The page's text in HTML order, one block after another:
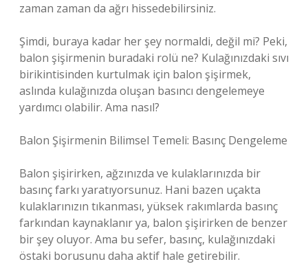
zaman zaman da ağrı hissedebilirsiniz.
Şimdi, buraya kadar her şey normaldi, değil mi? Peki,
balon şişirmenin buradaki rolü ne? Kulağınızdaki sıvı
birikintisinden kurtulmak için balon şişirmek,
aslında kulağınızda oluşan basıncı dengelemeye
yardımcı olabilir. Ama nasıl?
Balon Şişirmenin Bilimsel Temeli: Basınç Dengeleme
Balon şişirirken, ağzınızda ve kulaklarınızda bir
basınç farkı yaratıyorsunuz. Hani bazen uçakta
kulaklarınızın tıkanması, yüksek rakımlarda basınç
farkından kaynaklanır ya, balon şişirirken de benzer
bir şey oluyor. Ama bu sefer, basınç, kulağınızdaki
östaki borusunu daha aktif hale getirebilir.